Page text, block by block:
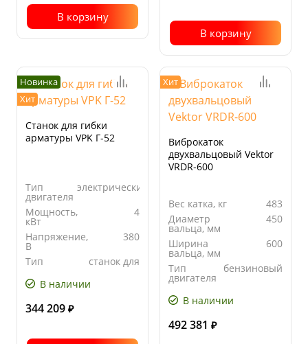
В корзину
В корзину
Новинка
Хит
Станок для гибки
арматуры VPK Г-52
Тип
двигателя
электрический
Мощность,
кВт
4
Напряжение,
В
380
Тип
станок для
гибки
В наличии
344 209 ₽
Хит
Виброкаток
двухвальцовый Vektor
VRDR-600
Вес катка, кг
483
Диаметр
вальца, мм
450
Ширина
вальца, мм
600
Тип
двигателя
бензиновый
В наличии
492 381 ₽